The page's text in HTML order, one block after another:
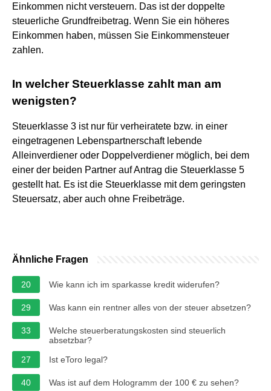
Einkommen nicht versteuern. Das ist der doppelte
steuerliche Grundfreibetrag. Wenn Sie ein höheres
Einkommen haben, müssen Sie Einkommensteuer
zahlen.
In welcher Steuerklasse zahlt man am
wenigsten?
Steuerklasse 3 ist nur für verheiratete bzw. in einer
eingetragenen Lebenspartnerschaft lebende
Alleinverdiener oder Doppelverdiener möglich, bei dem
einer der beiden Partner auf Antrag die Steuerklasse 5
gestellt hat. Es ist die Steuerklasse mit dem geringsten
Steuersatz, aber auch ohne Freibeträge.
Ähnliche Fragen
20 Wie kann ich im sparkasse kredit widerufen?
29 Was kann ein rentner alles von der steuer absetzen?
33
Welche steuerberatungskosten sind steuerlich
absetzbar?
27
Ist eToro legal?
40 Was ist auf dem Hologramm der 100 € zu sehen?